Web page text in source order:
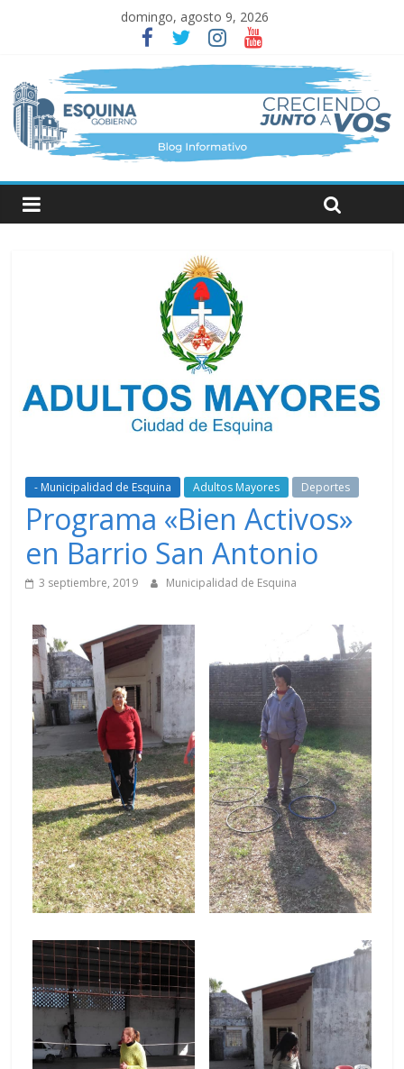
domingo, agosto 9, 2026
- Municipalidad de Esquina Adultos Mayores Deportes
Programa «Bien Activos»
en Barrio San Antonio
3 septiembre, 2019 Municipalidad de Esquina